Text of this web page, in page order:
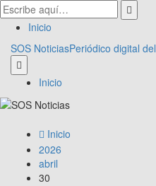
Inicio
SOS NoticiasPeriódico digital
Inicio
Inicio
2026
abril
30